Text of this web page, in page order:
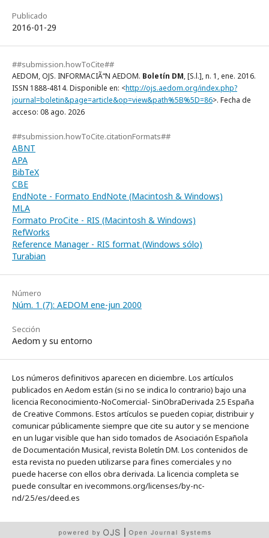
Publicado
2016-01-29
##submission.howToCite##
AEDOM, OJS. INFORMACIÃ“N AEDOM. Boletín DM, [S.l.], n. 1, ene. 2016.
ISSN 1888-4814. Disponible en: <http://ojs.aedom.org/index.php?
journal=boletin&page=article&op=view&path%5B%5D=86>. Fecha de
acceso: 08 ago. 2026
##submission.howToCite.citationFormats##
ABNT
APA
BibTeX
CBE
EndNote - Formato EndNote (Macintosh & Windows)
MLA
Formato ProCite - RIS (Macintosh & Windows)
RefWorks
Reference Manager - RIS format (Windows sólo)
Turabian
Número
Núm. 1 (7): AEDOM ene-jun 2000
Sección
Aedom y su entorno
Los números definitivos aparecen en diciembre. Los artículos
publicados en Aedom están (si no se indica lo contrario) bajo una
licencia Reconocimiento-NoComercial- SinObraDerivada 2.5 España
de Creative Commons. Estos artículos se pueden copiar, distribuir y
comunicar públicamente siempre que cite su autor y se mencione
en un lugar visible que han sido tomados de Asociación Española
de Documentación Musical, revista Boletín DM. Los contenidos de
esta revista no pueden utilizarse para fines comerciales y no
puede hacerse con ellos obra derivada. La licencia completa se
puede consultar en ivecommons.org/licenses/by-nc-
nd/2.5/es/deed.es